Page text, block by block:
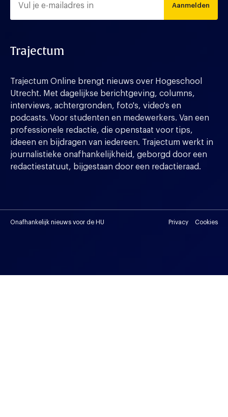
Aanmelden
Trajectum
Trajectum Online brengt nieuws over Hogeschool
Utrecht. Met dagelijkse berichtgeving, columns,
interviews, achtergronden, foto's, video's en
podcasts. Voor studenten en medewerkers. Van een
professionele redactie, die openstaat voor tips,
ideeen en bijdragen van iedereen. Trajectum werkt in
journalistieke onafhankelijkheid, geborgd door een
redactiestatuut, bijgestaan door een redactieraad.
Onafhankelijk nieuws voor de HU Privacy Cookies